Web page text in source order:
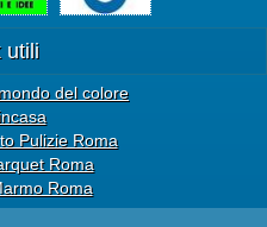
utili
del colore
Pulizie Roma
Roma
Roma